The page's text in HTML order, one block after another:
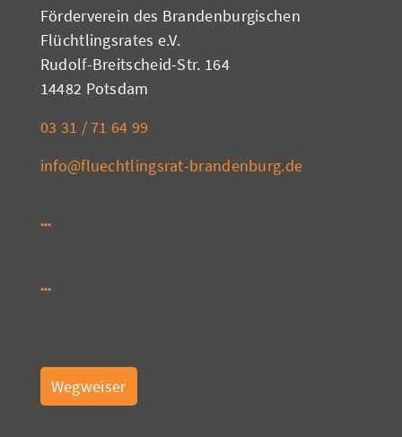
Förderverein des Brandenburgischen
Flüchtlingsrates e.V.
Rudolf-Breitscheid-Str. 164
14482 Potsdam
03 31 / 71 64 99
info@fluechtlingsrat-brandenburg.de
Wegweiser